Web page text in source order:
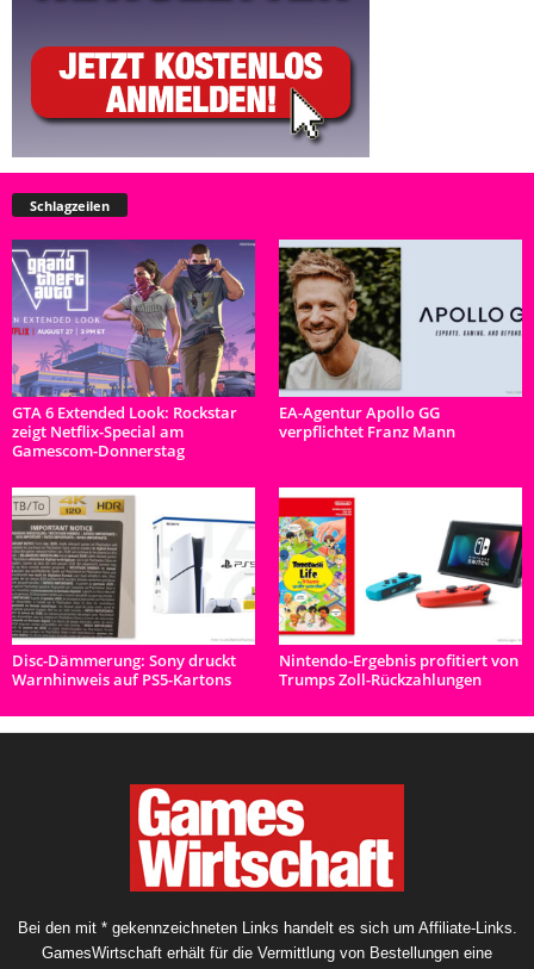
Schlagzeilen
GTA 6 Extended Look: Rockstar
zeigt Netflix-Special am
Gamescom-Donnerstag
EA-Agentur Apollo GG
verpflichtet Franz Mann
Disc-Dämmerung: Sony druckt
Warnhinweis auf PS5-Kartons
Nintendo-Ergebnis profitiert von
Trumps Zoll-Rückzahlungen
Bei den mit * gekennzeichneten Links handelt es sich um Affiliate-Links.
GamesWirtschaft erhält für die Vermittlung von Bestellungen eine